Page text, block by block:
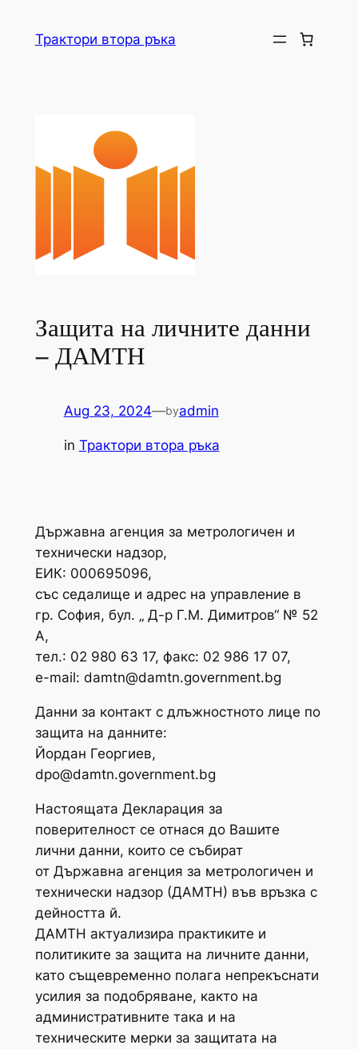
Трактори втора ръка
Защита на личните данни
– ДАМТН
Aug 23, 2024—byadmin
in Трактори втора ръка
Държавна агенция за метрологичен и
технически надзор,
ЕИК: 000695096,
със седалище и адрес на управление в
гр. София, бул. „ Д-р Г.М. Димитров“ № 52
А,
тел.: 02 980 63 17, факс: 02 986 17 07,
e-mail: damtn@damtn.government.bg
Данни за контакт с длъжностното лице по
защита на данните:
Йордан Георгиев,
dpo@damtn.government.bg
Настоящата Декларация за
поверителност се отнася до Вашите
лични данни, които се събират
от Държавна агенция за метрологичен и
технически надзор (ДАМТН) във връзка с
дейността й.
ДАМТН актуализира практиките и
политиките за защита на личните данни,
като същевременно полага непрекъснати
усилия за подобряване, както на
административните така и на
техническите мерки за защитата на